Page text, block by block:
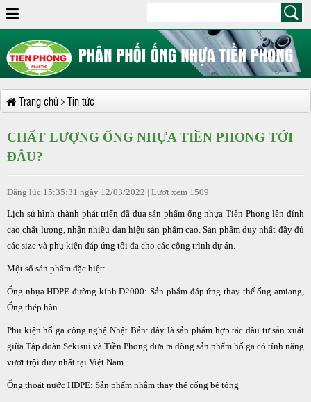
Trang chủ Tin tức
CHẤT LƯỢNG ỐNG NHỰA TIỀN PHONG TỚI
ĐÂU?
Đăng lúc 15:35:31 ngày 12/03/2022 | Lượt xem 1509
Lịch sử hình thành phát triển đã đưa sản phẩm ống nhựa Tiền Phong lên đỉnh
cao chất lượng, nhận nhiều dan hiệu sản phẩm cao. Sản phẩm duy nhất đầy đủ
các size và phụ kiện đáp ứng tối đa cho các công trình dự án.
Một số sản phẩm đặc biệt:
Ống nhựa HDPE đường kính D2000: Sản phẩm đáp ứng thay thế ống amiang,
Ống thép hàn...
Phụ kiện hố ga công nghệ Nhật Bản: đây là sản phẩm hợp tác đầu tư sản xuất
giữa Tập đoàn Sekisui và Tiền Phong đưa ra dòng sản phẩm hố ga có tính năng
vượt trội duy nhất tại Việt Nam.
Ống thoát nước HDPE: Sản phẩm nhằm thay thế cống bê tông